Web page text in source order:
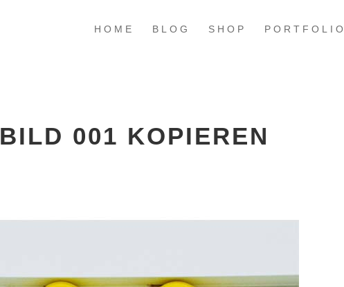
HOME BLOG SHOP PORTFOLIO
BILD 001 KOPIEREN